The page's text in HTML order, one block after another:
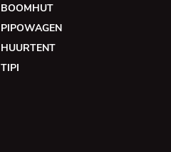
BOOMHUT
PIPOWAGEN
HUURTENT
TIPI